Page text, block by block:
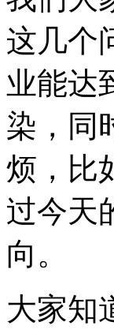
这几个
业能达
染，同
烦，比
过今天
向。
大家知